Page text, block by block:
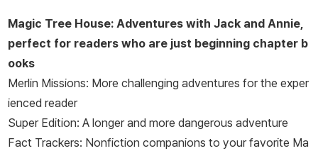
Magic Tree House: Adventures with Jack and Annie,
perfect for readers who are just beginning chapter b
ooks
Merlin Missions: More challenging adventures for the exper
ienced reader
Super Edition: A longer and more dangerous adventure
Fact Trackers: Nonfiction companions to your favorite Ma